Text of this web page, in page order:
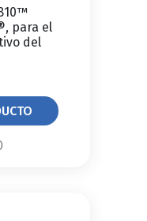
para el
del